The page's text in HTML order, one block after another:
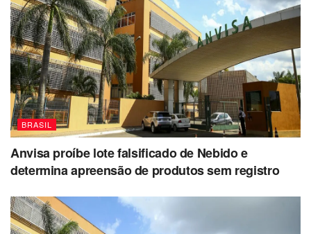
As palestras serão transmitidas em tempo real por
streaming, no canal de transmissão ao vivo do
sitecampuse.ro. A equipe do ‘Link’ também estará no local
fazendo cobertura ao vivo com transmissão no Portal do
Estadão.
BRASIL
Anvisa proíbe lote falsificado de Nebido e
determina apreensão de produtos sem registro